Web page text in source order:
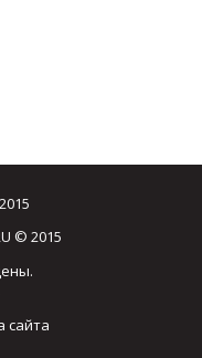
© 2015